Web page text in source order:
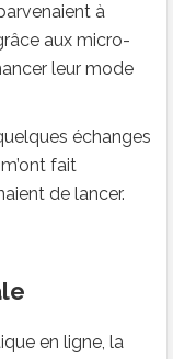
à
aux micro-
leur mode
échanges
fait
de lancer.
en ligne, la